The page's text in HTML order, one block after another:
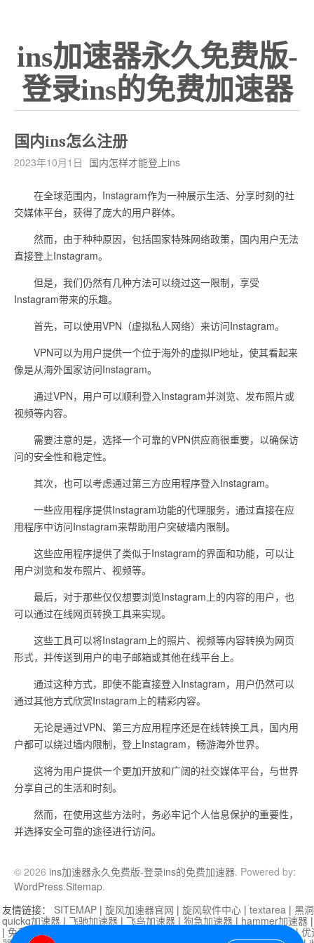
ins加速器永久免费版-
登录ins的免费加速器
国内ins怎么注册
2023年10月1日 国内怎样才能登上ins
在全球范围内，Instagram作为一种展示生活、分享时刻的社
交媒体平台，获得了庞大的用户群体。
然而，由于种种原因，包括国家特殊网络政策，国内用户无法
直接登上Instagram。
但是，我们仍然有几种方法可以绕过这一限制，享受
Instagram带来的乐趣。
首先，可以使用VPN（虚拟私人网络）来访问Instagram。
VPN可以为用户提供一个位于海外的虚拟IP地址，使其看起来
像是从海外国家访问Instagram。
通过VPN，用户可以顺利登入Instagram并浏览、发布照片或
视频等内容。
需要注意的是，选择一个可靠的VPN供应商很重要，以确保访
问的安全性和稳定性。
其次，也可以考虑通过第三方应用程序登入Instagram。
一些应用程序提供Instagram功能的代理服务，通过直接在应
用程序中访问Instagram来帮助用户突破墙内限制。
这些应用程序提供了类似于Instagram的界面和功能，可以让
用户浏览和发布照片、视频等。
最后，对于那些仅仅想要浏览Instagram上的内容的用户，也
可以通过在线网页转换工具来实现。
这些工具可以将Instagram上的照片、视频等内容转换为网页
形式，并传送到用户的电子邮箱或其他在线平台上。
通过这种方式，即使不能直接登入Instagram，用户仍然可以
通过其他方式欣赏Instagram上的精彩内容。
无论是通过VPN、第三方应用程序还是在线转换工具，国内用
户都可以绕过墙内限制，登上Instagram，畅游海外世界。
这将为用户提供一个更加开放和广阔的社交媒体平台，与世界
分享自己的生活和时刻。
然而，在使用这些方法时，务必牢记个人信息保护的重要性，
并选择安全可靠的途径进行访问。
© 2026 ins加速器永久免费版-登录ins的免费加速器. Powered by:
WordPress.Sitemap.
友情链接： SITEMAP | 旋风加速器官网 | 旋风软件中心 | textarea | 黑
quickq加速器 | 飞驰加速器 | 飞鸟加速器 | 狗急加速器 | hammer加速器
| 免费vqn加速外网 迷雾通|优